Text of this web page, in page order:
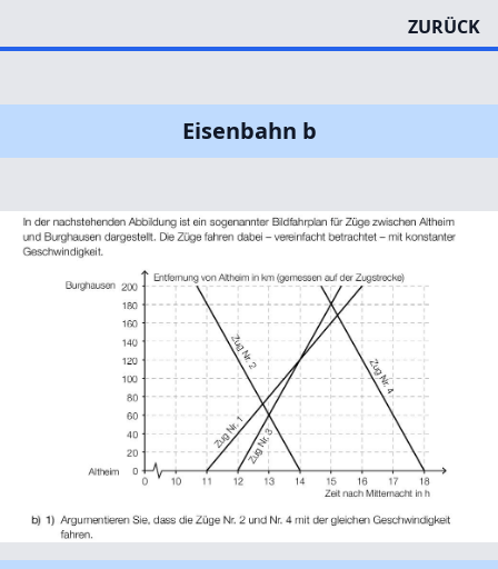
ZURÜCK
Eisenbahn b